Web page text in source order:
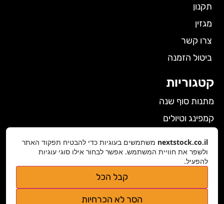
תקנון
מגזין
צרו קשר
ביטול הזמנה
קטגוריות
מתנות סוף שנה
קמפינג וטיולים
גאדג'טים
nextstock.co.il@gmail.com
nextstock.co.il משתמשים בעוגיות כדי להבטיח תפקוד האתר
ולשפר את חוויית המשתמש. אפשר לבחור אילו סוגי עוגיות
להפעיל.
קבל הכל
הסר לא הכרחיות